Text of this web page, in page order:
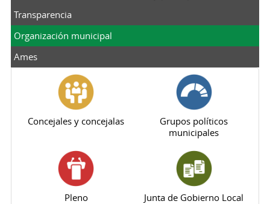
Transparencia
Organización municipal
Ames
Concejales y concejalas
Grupos políticos
municipales
Pleno Junta de Gobierno Local